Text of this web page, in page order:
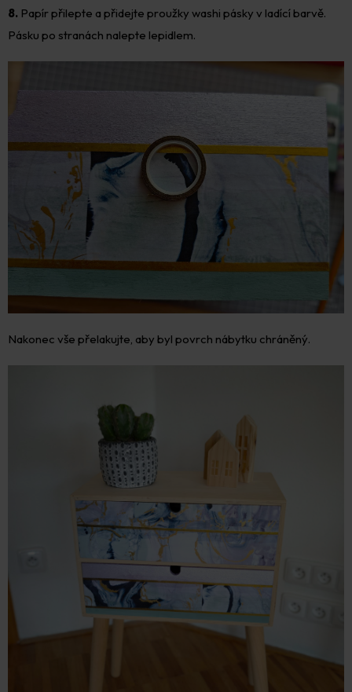
8. Papír přilepte a přidejte proužky washi pásky v ladící barvě.
Pásku po stranách nalepte lepidlem.
Nakonec vše přelakujte, aby byl povrch nábytku chráněný.